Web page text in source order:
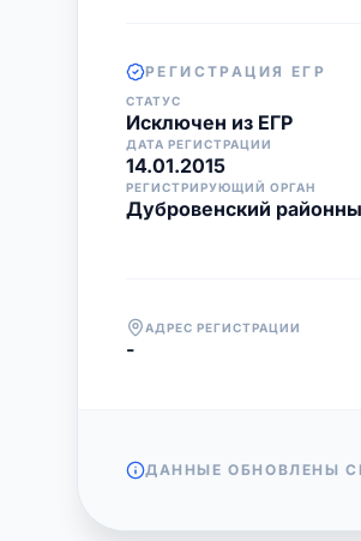
РЕГИСТРАЦИЯ ЕГР
СТАТУС
Исключен из ЕГР
ДАТА РЕГИСТРАЦИИ
14.01.2015
РЕГИСТРИРУЮЩИЙ ОРГАН
Дубровенский
АДРЕС РЕГИСТРАЦИИ
-
ДАННЫЕ ОБНОВЛЕНЫ